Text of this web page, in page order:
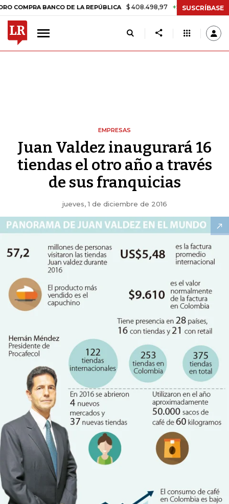
BANCO DE LA REPÚBLICA $ 408.498,97 +$ 8.753,81 +2,19%
SUSCRÍBASE
EMPRESAS
Juan Valdez inaugurará 16
tiendas el otro año a través
de sus franquicias
jueves, 1 de diciembre de 2016